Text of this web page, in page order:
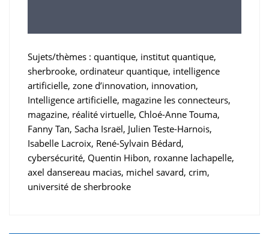
Sujets/thèmes : quantique, institut quantique,
sherbrooke, ordinateur quantique, intelligence
artificielle, zone d’innovation, innovation,
Intelligence artificielle, magazine les connecteurs,
magazine, réalité virtuelle, Chloé-Anne Touma,
Fanny Tan, Sacha Israël, Julien Teste-Harnois,
Isabelle Lacroix, René-Sylvain Bédard,
cybersécurité, Quentin Hibon, roxanne lachapelle,
axel dansereau macias, michel savard, crim,
université de sherbrooke